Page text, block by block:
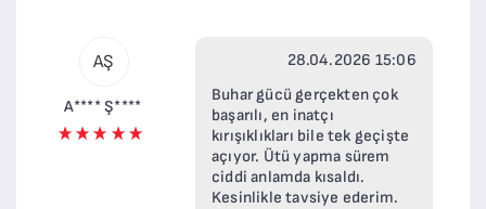
AŞ
A**** Ş****
28.04.2026 15:06
Buhar gücü gerçekten çok
başarılı, en inatçı
kırışıklıkları bile tek geçişte
açıyor. Ütü yapma sürem
ciddi anlamda kısaldı.
Kesinlikle tavsiye ederim.